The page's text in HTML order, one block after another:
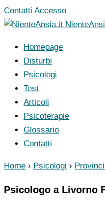
Vai
al
Contatti Accesso
Homepage
Disturbi
Psicologi
Test
Articoli
Psicoterapie
Glossario
Contatti
Home › Psicologi ›
Psicologo a Livorno